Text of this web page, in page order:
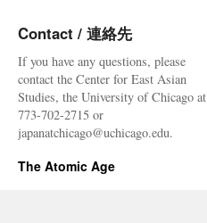
Contact / 連絡先
If you have any questions, please
contact the Center for East Asian
Studies, the University of Chicago at
773-702-2715 or
japanatchicago@uchicago.edu.
The Atomic Age